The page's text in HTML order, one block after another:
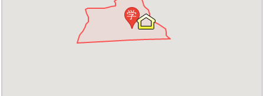
学